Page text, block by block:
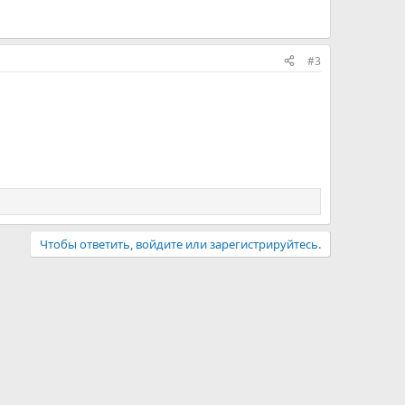
#3
Чтобы ответить, войдите или зарегистрируйтесь.